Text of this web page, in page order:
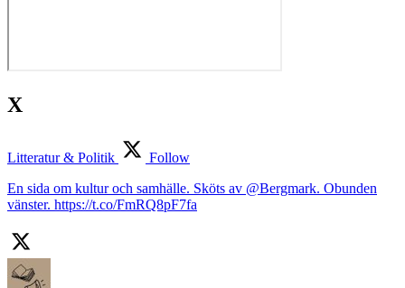
X
Litteratur & Politik
Follow
En sida om kultur och samhälle. Sköts av @Bergmark. Obunden
vänster. https://t.co/FmRQ8pF7fa